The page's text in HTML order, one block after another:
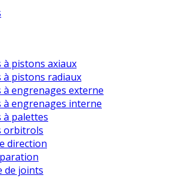
pistons axiaux
pistons radiaux
engrenages externe
engrenages interne
palettes
orbitrols
direction
de joints